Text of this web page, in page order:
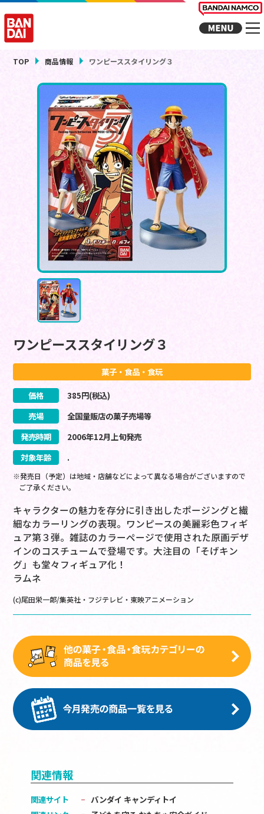
TOP 商品情報 ワンピーススタイリング３
ワンピーススタイリング３
菓子・食品・食玩
価格 385円(税込)
売場
全国量販店の菓子売場等
発売時期
2006年12月上旬発売
対象年齢
.
※発売日（予定）は地域・店舗などによって異なる場合がございますので
ご了承ください。
キャラクターの魅力を存分に引き出したポージングと繊
細なカラーリングの表現。ワンピースの美麗彩色フィギ
ュア第３弾。雑誌のカラーページで使用された原画デザ
インのコスチュームで登場です。大注目の「そげキン
グ」も堂々フィギュア化！
ラムネ
(c)尾田栄一郎/集英社・フジテレビ・東映アニメーション
関連情報
関連サイト
バンダイ キャンディトイ